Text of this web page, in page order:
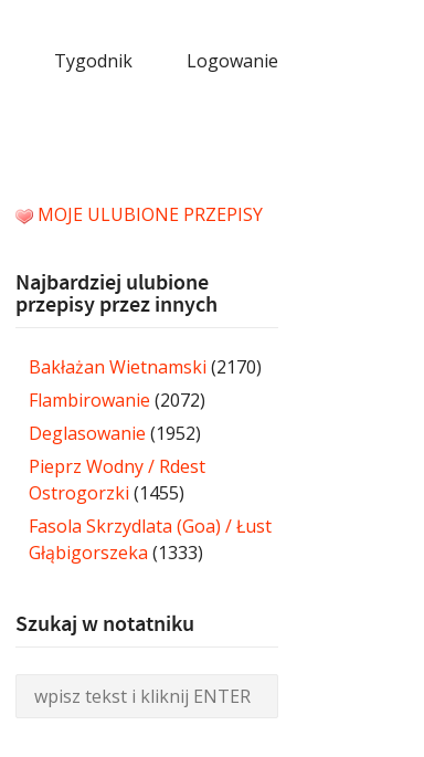
Tygodnik Logowanie
MOJE ULUBIONE PRZEPISY
Najbardziej ulubione
przepisy przez innych
Bakłażan Wietnamski (2170)
Flambirowanie (2072)
Deglasowanie (1952)
Pieprz Wodny / Rdest
Ostrogorzki (1455)
Fasola Skrzydlata (Goa) / Łust
Głąbigorszeka (1333)
Szukaj w notatniku